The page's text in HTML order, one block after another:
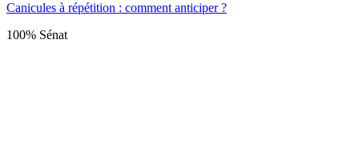
Canicules à répétition : comment anticiper ?
100% Sénat